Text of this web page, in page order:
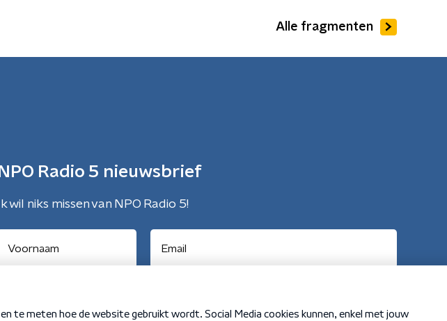
Alle fragmenten
NPO Radio 5 nieuwsbrief
Ik wil niks missen van NPO Radio 5!